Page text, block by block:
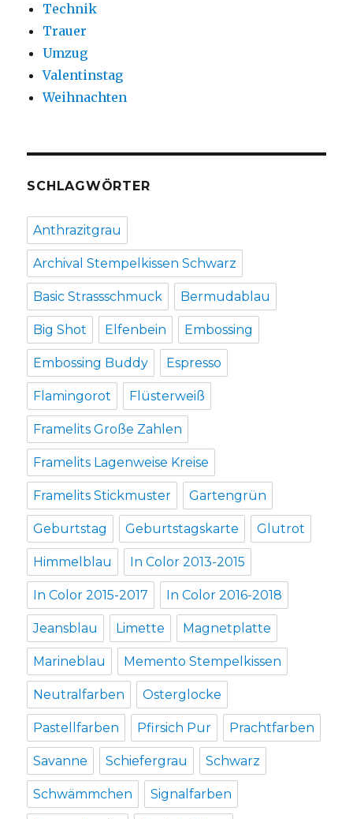
Technik
Trauer
Umzug
Valentinstag
Weihnachten
SCHLAGWÖRTER
Anthrazitgrau
Archival Stempelkissen Schwarz
Basic Strassschmuck Bermudablau
Big Shot Elfenbein Embossing
Embossing Buddy Espresso
Flamingorot Flüsterweiß
Framelits Große Zahlen
Framelits Lagenweise Kreise
Framelits Stickmuster Gartengrün
Geburtstag Geburtstagskarte Glutrot
Himmelblau In Color 2013-2015
In Color 2015-2017 In Color 2016-2018
Jeansblau Limette Magnetplatte
Marineblau Memento Stempelkissen
Neutralfarben Osterglocke
Pastellfarben Pfirsich Pur Prachtfarben
Savanne Schiefergrau Schwarz
Schwämmchen Signalfarben